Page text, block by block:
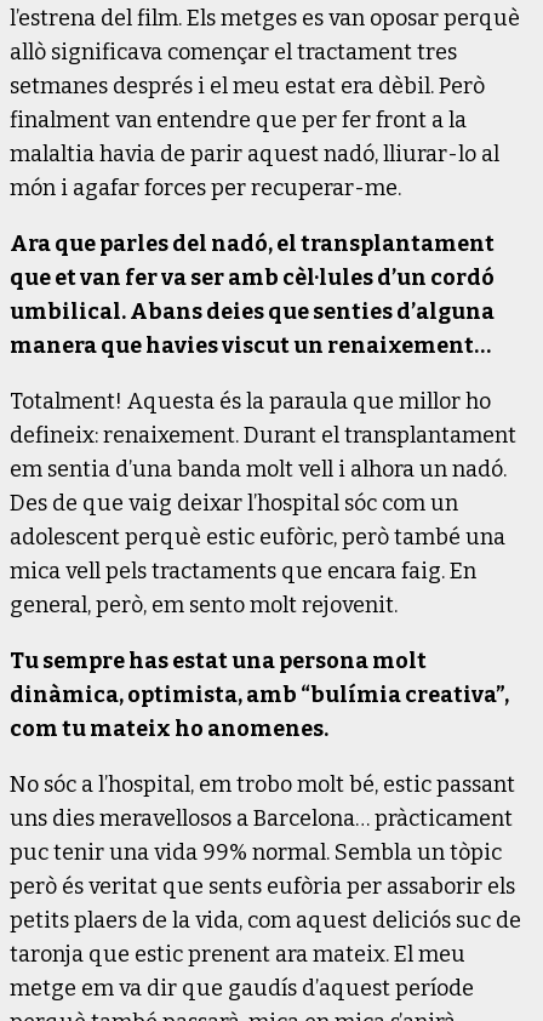
l’estrena del film. Els metges es van oposar perquè
allò significava començar el tractament tres
setmanes després i el meu estat era dèbil. Però
finalment van entendre que per fer front a la
malaltia havia de parir aquest nadó, lliurar-lo al
món i agafar forces per recuperar-me.
Ara que parles del nadó, el transplantament
que et van fer va ser amb cèl·lules d’un cordó
umbilical. Abans deies que senties d’alguna
manera que havies viscut un renaixement…
Totalment! Aquesta és la paraula que millor ho
defineix: renaixement. Durant el transplantament
em sentia d’una banda molt vell i alhora un nadó.
Des de que vaig deixar l’hospital sóc com un
adolescent perquè estic eufòric, però també una
mica vell pels tractaments que encara faig. En
general, però, em sento molt rejovenit.
Tu sempre has estat una persona molt
dinàmica, optimista, amb “bulímia creativa”,
com tu mateix ho anomenes.
No sóc a l’hospital, em trobo molt bé, estic passant
uns dies meravellosos a Barcelona… pràcticament
puc tenir una vida 99% normal. Sembla un tòpic
però és veritat que sents eufòria per assaborir els
petits plaers de la vida, com aquest deliciós suc de
taronja que estic prenent ara mateix. El meu
metge em va dir que gaudís d’aquest període